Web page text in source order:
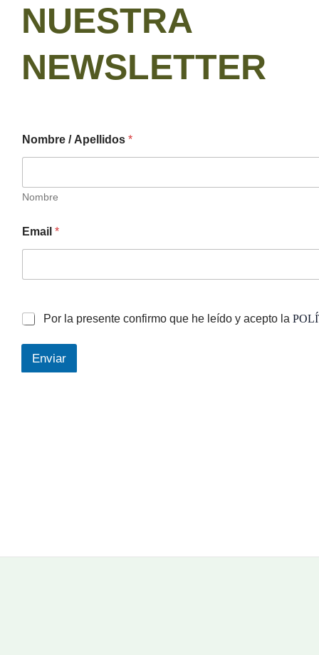
NUESTRA
NEWSLETTER
Nombre / Apellidos *
Nombre
m
a
m
a
i
Email *
Por la presente confirmo que he leído y acepto la
Enviar